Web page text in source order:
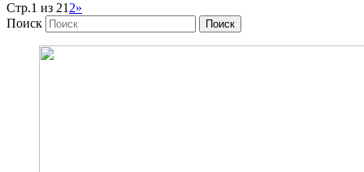
Стр.1 из 21 2»
Поиск